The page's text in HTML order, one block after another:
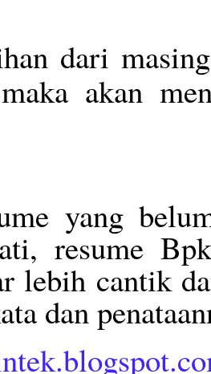
dari
akan
yang
resume
lebih cantik
dan